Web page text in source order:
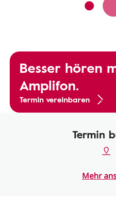
Besser hören
Amplifon.
Termin vereinbaren
Termin
Mehr